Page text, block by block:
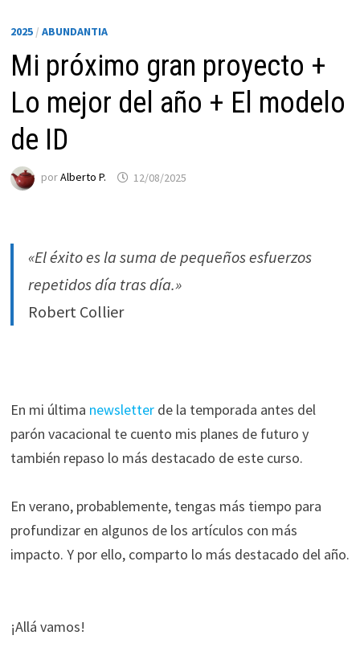
2025/ ABUNDANTIA
Mi próximo gran proyecto +
Lo mejor del año + El modelo
de ID
porAlberto P. 12/08/2025
«El éxito es la suma de pequeños esfuerzos
repetidos día tras día.»
Robert Collier
En mi última newsletterde la temporada antes del
parón vacacional te cuento mis planes de futuro y
también repaso lo más destacado de este curso.
En verano, probablemente, tengas más tiempo para
profundizar en algunos de los artículos con más
impacto. Y por ello, comparto lo más destacado del año.
¡Allá vamos!
Estas
Son
para que
funcione la
Para que
mejorar la
funcionalidad
base a cómo
se usa la web.
nuestra web